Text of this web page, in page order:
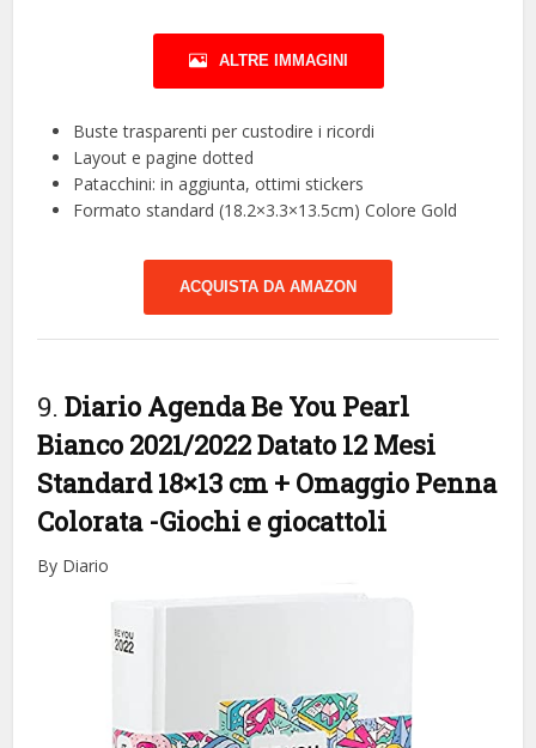
ALTRE IMMAGINI
Buste trasparenti per custodire i ricordi
Layout e pagine dotted
Patacchini: in aggiunta, ottimi stickers
Formato standard (18.2×3.3×13.5cm) Colore Gold
ACQUISTA DA AMAZON
9.Diario Agenda Be You Pearl
Bianco 2021/2022 Datato 12 Mesi
Standard 18×13 cm + Omaggio Penna
Colorata -Giochi e giocattoli
By Diario